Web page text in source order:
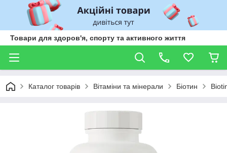
Товари для здоров'я, спорту та активного життя
Каталог товарів Вітаміни та мінерали Біотин